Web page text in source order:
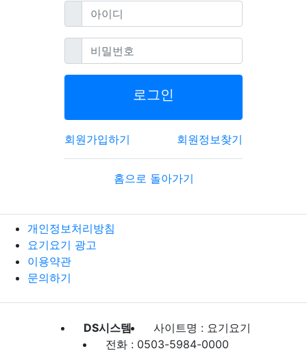
아이디필수
비밀번호필수
로그인
회원가입하기 회원정보찾기
홈으로 돌아가기
개인정보처리방침
요기요기 광고
이용약관
문의하기
DS시스템
사이트명 : 요기요기
전화 : 0503-5984-0000